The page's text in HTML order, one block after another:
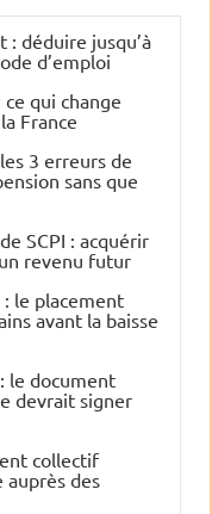
: déduire jusqu’à
d’emploi
qui change
France
3 erreurs de
sans que
SCPI : acquérir
revenu futur
: le placement
avant la baisse
le document
devrait signer
collectif
des